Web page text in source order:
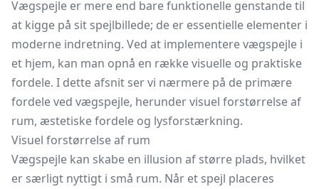
Vægspejle er mere end bare funktionelle genstande til
at kigge på sit spejlbillede; de er essentielle elementer i
moderne indretning. Ved at implementere vægspejle i
et hjem, kan man opnå en række visuelle og praktiske
fordele. I dette afsnit ser vi nærmere på de primære
fordele ved vægspejle, herunder visuel forstørrelse af
rum, æstetiske fordele og lysforstærkning.
Visuel forstørrelse af rum
Vægspejle kan skabe en illusion af større plads, hvilket
er særligt nyttigt i små rum. Når et spejl placeres